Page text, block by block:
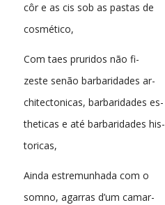
côr e as cis sob as pastas de
cosmético,
Com taes pruridos não fi-
zeste senão barbaridades ar-
chitectonicas, barbaridades es-
theticas e até barbaridades his-
toricas,
Ainda estremunhada com o
somno, agarras d’um camar-